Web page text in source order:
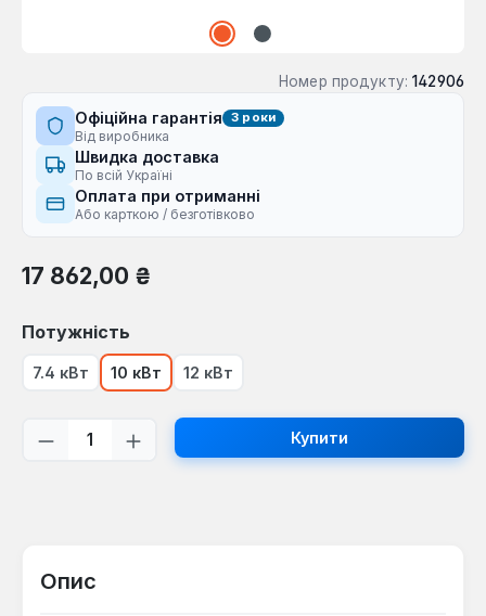
Номер продукту: 142906
Офіційна гарантія 3 роки
Від виробника
Швидка доставка
По всій Україні
Оплата при отриманні
Або карткою / безготівково
Звичайна ціна:
17 862,00 ₴
Виберіть
Потужність
7.4 кВт 10 кВт 12 кВт
Кількість товару: Введіть потрібну
Купити
Опис